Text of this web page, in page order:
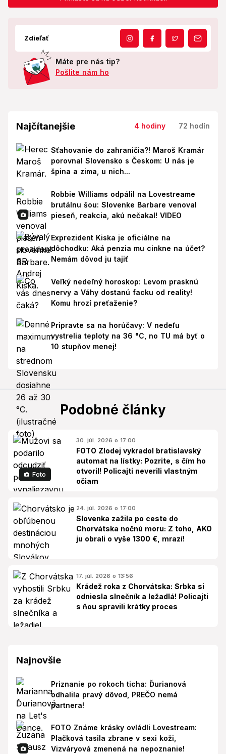
Zdieľať
Máte pre nás tip?
Pošlite nám ho
Najčítanejšie 4 hodiny 72 hodín
Sťahovanie do zahraničia?! Maroš Kramár
porovnal Slovensko s Českom: U nás je
špina a zima, u nich...
Robbie Williams odpálil na Lovestreame
brutálnu šou: Slovenke Barbare venoval
pieseň, reakcia, akú nečakal! VIDEO
Exprezident Kiska je oficiálne na
dôchodku: Aká penzia mu cinkne na účet?
Nemám dôvod ju tajiť
Veľký nedeľný horoskop: Levom prasknú
nervy a Váhy dostanú facku od reality!
Komu hrozí preťaženie?
Pripravte sa na horúčavy: V nedeľu
vystrelia teploty na 36 °C, no TU má byť o
10 stupňov menej!
Podobné články
Foto
30. júl. 2026 o 17:00
FOTO Zlodej vykradol bratislavský
automat na lístky: Pozrite, s čím ho
otvoril! Policajti neverili vlastným
očiam
24. júl. 2026 o 17:00
Slovenka zažila po ceste do
Chorvátska nočnú moru: Z toho, AKO
ju obrali o vyše 1300 €, mrazí!
17. júl. 2026 o 13:56
Krádež roka z Chorvátska: Srbka si
odniesla slnečník a ležadlá! Policajti
s ňou spravili krátky proces
Najnovšie
Priznanie po rokoch ticha: Ďurianová
odhalila pravý dôvod, PREČO nemá
partnera!
FOTO Známe krásky ovládli Lovestream:
Plačková tasila zbrane v sexi koži,
Vizváryová zmenená na nepoznanie!